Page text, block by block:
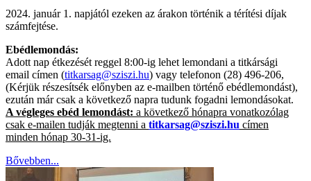
2024. január 1. napjától ezeken az árakon történik a térítési díjak
számfejtése.
Ebédlemondás:
Adott nap étkezését reggel 8:00-ig lehet lemondani a titkársági
email címen (titkarsag@sziszi.hu) vagy telefonon (28) 496-206,
(Kérjük részesítsék előnyben az e-mailben történő ebédlemondást),
ezután már csak a következő napra tudunk fogadni lemondásokat.
A végleges ebéd lemondást: a következő hónapra vonatkozólag
csak e-mailen tudják megtenni a titkarsag@sziszi.hu címen
minden hónap 30-31-ig.
Bővebben...